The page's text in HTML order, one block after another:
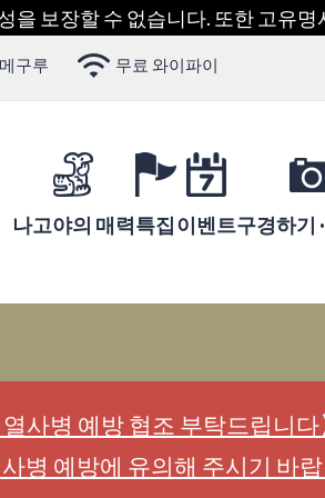
을 보장할 수 없습니다. 또한 고유
구루 무료 와이파이
나고야의 매력특집이벤트구경하기
열사병 예방 협조 부탁드립니
병 예방에 유의해 주시기 바